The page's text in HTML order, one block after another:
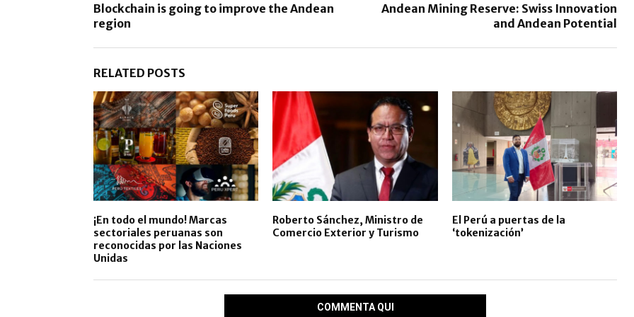
Blockchain is going to improve the Andean
region
Andean Mining Reserve: Swiss Innovation
and Andean Potential
RELATED POSTS
¡En todo el mundo! Marcas
sectoriales peruanas son
reconocidas por las Naciones
Unidas
Roberto Sánchez, Ministro de
Comercio Exterior y Turismo
El Perú a puertas de la
‘tokenización’
COMMENTA QUI